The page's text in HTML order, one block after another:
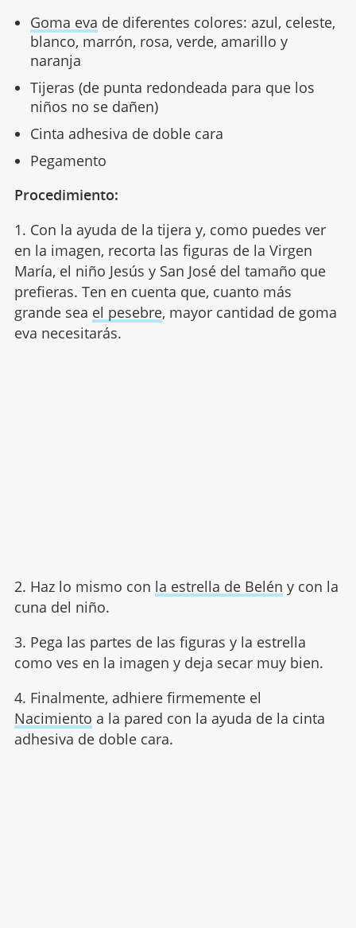
Goma eva de diferentes colores: azul, celeste,
blanco, marrón, rosa, verde, amarillo y
naranja
Tijeras (de punta redondeada para que los
niños no se dañen)
Cinta adhesiva de doble cara
Pegamento
Procedimiento:
1. Con la ayuda de la tijera y, como puedes ver
en la imagen, recorta las figuras de la Virgen
María, el niño Jesús y San José del tamaño que
prefieras. Ten en cuenta que, cuanto más
grande sea el pesebre, mayor cantidad de goma
eva necesitarás.
2. Haz lo mismo con la estrella de Belén y con la
cuna del niño.
3. Pega las partes de las figuras y la estrella
como ves en la imagen y deja secar muy bien.
4. Finalmente, adhiere firmemente el
Nacimiento a la pared con la ayuda de la cinta
adhesiva de doble cara.